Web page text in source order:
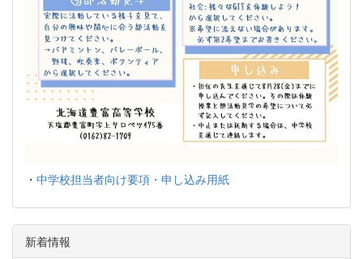
・ 中学校担当者向け要項・申し込み用紙
新着情報